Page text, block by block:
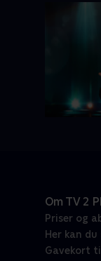
Om TV 2
Priser og
Her kan du
Gavekort